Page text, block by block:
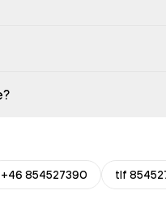
+46 854527390 tlf